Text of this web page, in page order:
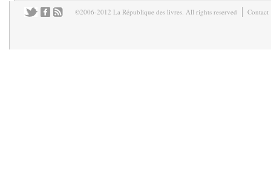
©2006-2012 La République des livres. All rights reserved Contact